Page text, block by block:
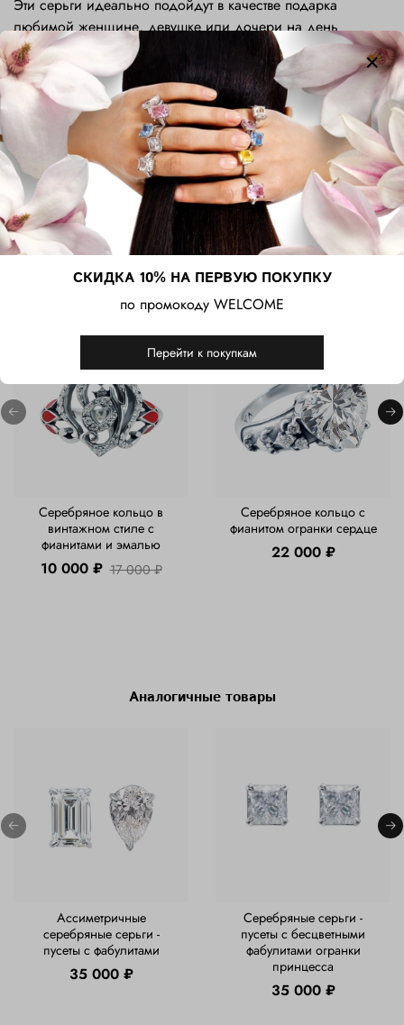
Эти серьги идеально подойдут в качестве подарка
любимой женщине, девушке или дочери на день
рождения, годовщину, 8 Марта или День святого
Валентина. Они подчеркнут нежность чувств и станут
символом внимания, который будет радовать каждый
день, напоминая о теплых эмоциях и значимых событиях.
Характеристики
Серебряное кольцо в
винтажном стиле с
фианитами и эмалью
10 000 ₽ 17 000 ₽
Серебряное кольцо с
фианитом огранки сердце
22 000 ₽
Аналогичные товары
Ассиметричные
серебряные серьги -
пусеты с фабулитами
35 000 ₽
Серебряные серьги -
пусеты с бесцветными
фабулитами огранки
принцесса
35 000 ₽
СКИДКА 10% НА ПЕРВУЮ ПОКУПКУ
по промокоду WELCOME
Перейти к покупкам